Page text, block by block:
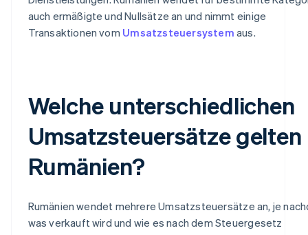
auch ermäßigte und Nullsätze an und nimmt einige
Transaktionen vom Umsatzsteuersystem aus.
Welche unterschiedlichen
Umsatzsteuersätze gelten
Rumänien?
Rumänien wendet mehrere Umsatzsteuersätze an, je
was verkauft wird und wie es nach dem Steuergesetz